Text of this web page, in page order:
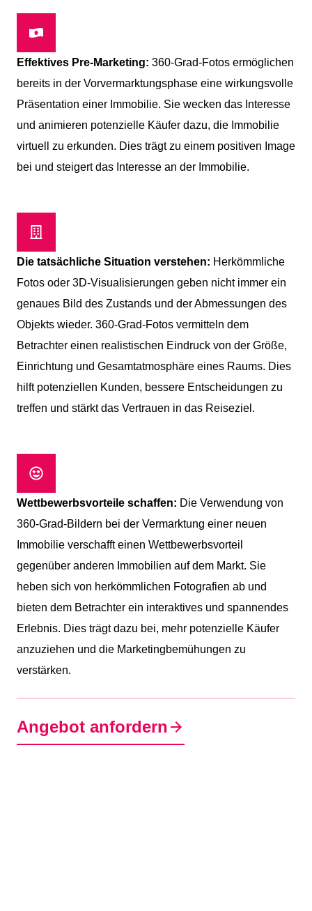
Effektives Pre-Marketing: 360-Grad-Fotos ermöglichen
bereits in der Vorvermarktungsphase eine wirkungsvolle
Präsentation einer Immobilie. Sie wecken das Interesse
und animieren potenzielle Käufer dazu, die Immobilie
virtuell zu erkunden. Dies trägt zu einem positiven Image
bei und steigert das Interesse an der Immobilie.
Die tatsächliche Situation verstehen: Herkömmliche
Fotos oder 3D-Visualisierungen geben nicht immer ein
genaues Bild des Zustands und der Abmessungen des
Objekts wieder. 360-Grad-Fotos vermitteln dem
Betrachter einen realistischen Eindruck von der Größe,
Einrichtung und Gesamtatmosphäre eines Raums. Dies
hilft potenziellen Kunden, bessere Entscheidungen zu
treffen und stärkt das Vertrauen in das Reiseziel.
Wettbewerbsvorteile schaffen: Die Verwendung von
360-Grad-Bildern bei der Vermarktung einer neuen
Immobilie verschafft einen Wettbewerbsvorteil
gegenüber anderen Immobilien auf dem Markt. Sie
heben sich von herkömmlichen Fotografien ab und
bieten dem Betrachter ein interaktives und spannendes
Erlebnis. Dies trägt dazu bei, mehr potenzielle Käufer
anzuziehen und die Marketingbemühungen zu
verstärken.
Angebot anfordern